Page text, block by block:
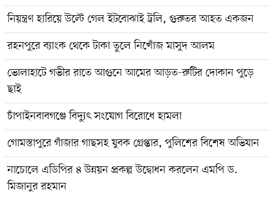
নিয়ন্ত্রণ হারিয়ে উল্টে গেল ইটবোঝাই ট্রলি, গুরুতর আহত একজন
রহনপুরে ব্যাংক থেকে টাকা তুলে নিখোঁজ মাসুদ আলম
ভোলাহাটে গভীর রাতে আগুনে আমের আড়ত-রুটির দোকান পুড়ে
ছাই
চাঁপাইনবাবগঞ্জে বিদ্যুৎ সংযোগ বিরোধে হামলা
গোমস্তাপুরে গাঁজার গাছসহ যুবক গ্রেপ্তার, পুলিশের বিশেষ অভিযান
নাচোলে এডিপির ৪ উন্নয়ন প্রকল্প উদ্বোধন করলেন এমপি ড.
মিজানুর রহমান